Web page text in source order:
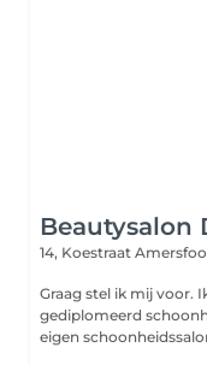
Beautysalon
14, Koestraat
Graag stel ik mij voor.
gediplomeerd
eigen